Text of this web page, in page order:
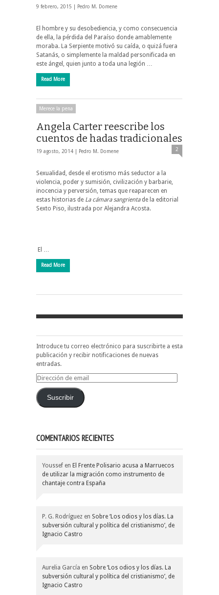
9 febrero, 2015 | Pedro M. Domene
El hombre y su desobediencia, y como consecuencia
de ella, la pérdida del Paraíso donde amablemente
moraba. La Serpiente motivó su caída, o quizá fuera
Satanás, o simplemente la maldad personificada en
este ángel, quien junto a toda una legión …
Read More
Merece la pena
Angela Carter reescribe los
cuentos de hadas tradicionales
19 agosto, 2014 | Pedro M. Domene 2
Sexualidad, desde el erotismo más seductor a la
violencia, poder y sumisión, civilización y barbarie,
inocencia y perversión, temas que reaparecen en
estas historias de La cámara sangrienta de la editorial
Sexto Piso, ilustrada por Alejandra Acosta.
El …
Read More
Introduce tu correo electrónico para suscribirte a esta
publicación y recibir notificaciones de nuevas
entradas.
Dirección
emailSuscribir
COMENTARIOS RECIENTES
Youssef en El Frente Polisario acusa a Marruecos
de utilizar la migración como instrumento de
chantaje contra España
P. G. Rodríguez en Sobre ‘Los odios y los días. La
subversión cultural y política del cristianismo’, de
Ignacio Castro
Aurelia García en Sobre ‘Los odios y los días. La
subversión cultural y política del cristianismo’, de
Ignacio Castro